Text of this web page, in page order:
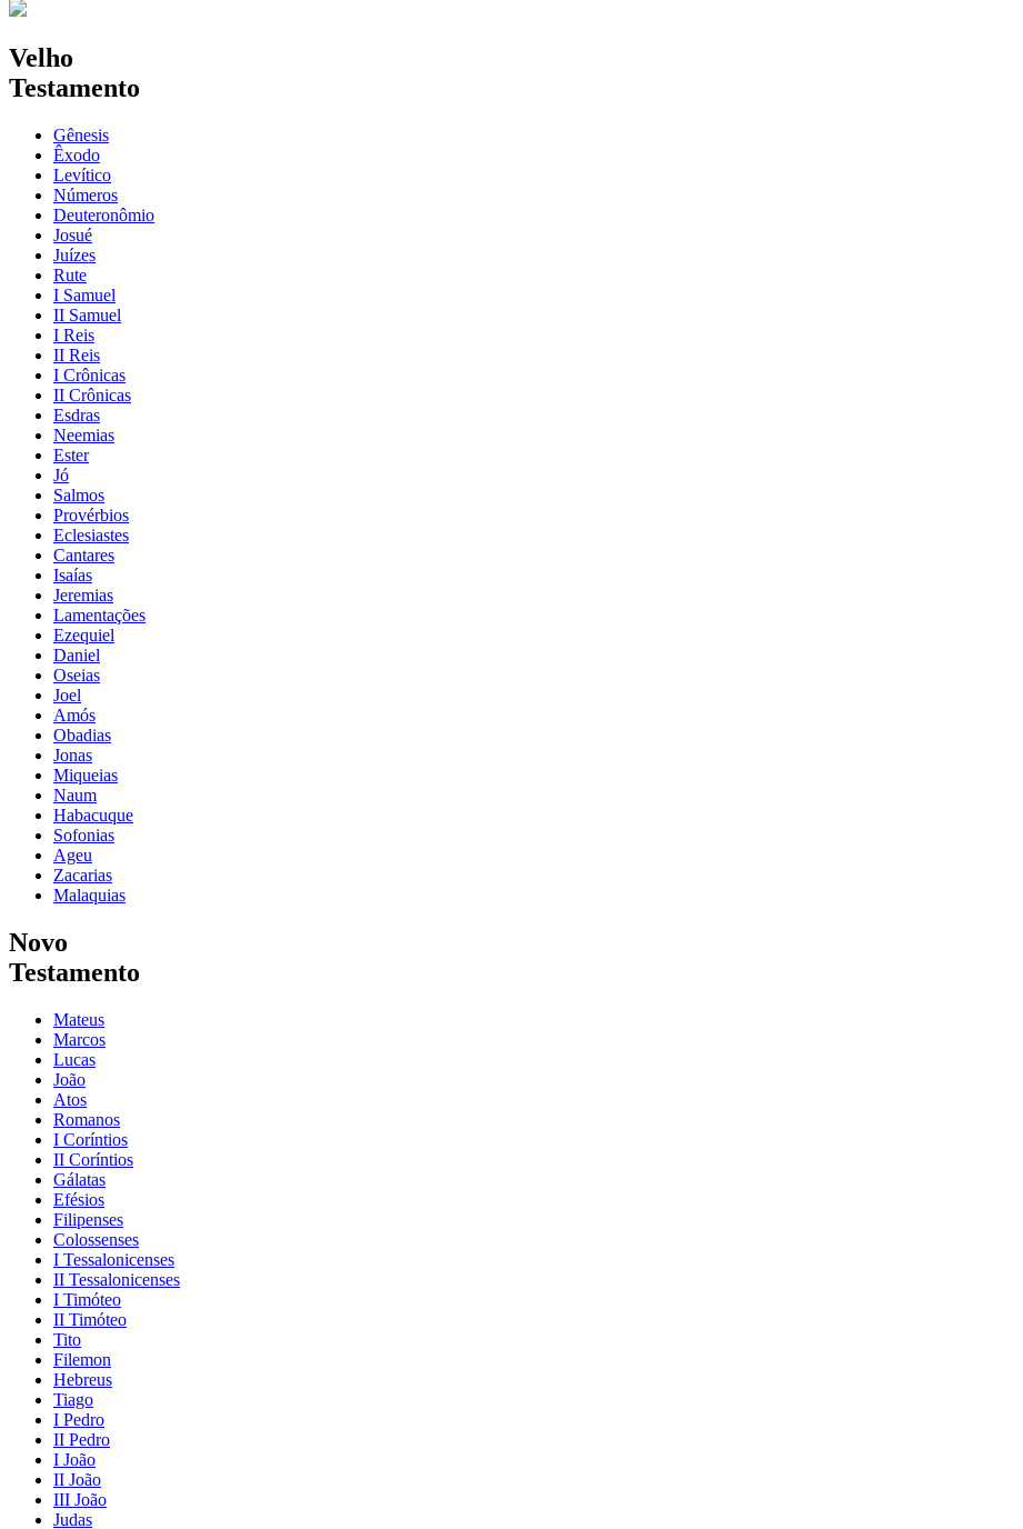
Velho
Testamento
Gênesis
Êxodo
Levítico
Números
Deuteronômio
Josué
Juízes
Rute
I Samuel
II Samuel
I Reis
II Reis
I Crônicas
II Crônicas
Esdras
Neemias
Ester
Jó
Salmos
Provérbios
Eclesiastes
Cantares
Isaías
Jeremias
Lamentações
Ezequiel
Daniel
Oseias
Joel
Amós
Obadias
Jonas
Miqueias
Naum
Habacuque
Sofonias
Ageu
Zacarias
Malaquias
Novo
Testamento
Mateus
Marcos
Lucas
João
Atos
Romanos
I Coríntios
II Coríntios
Gálatas
Efésios
Filipenses
Colossenses
I Tessalonicenses
II Tessalonicenses
I Timóteo
II Timóteo
Tito
Filemon
Hebreus
Tiago
I Pedro
II Pedro
I João
II João
III João
Judas